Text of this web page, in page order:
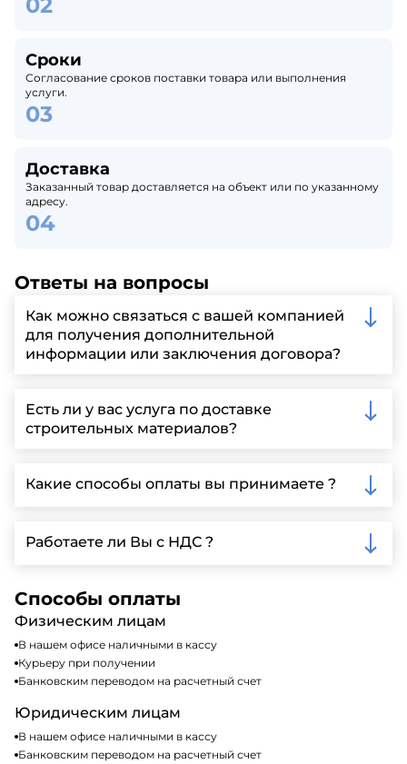
Сроки
Согласование сроков поставки товара или выполнения
услуги.
Доставка
Заказанный товар доставляется на объект или по указанному
адресу.
Ответы на вопросы
Как можно связаться с вашей компанией
для получения дополнительной
информации или заключения договора?
запрос через нашу официальную почту или
заполнить форму на нашем сайте для более
детальной информации и организации встречи.
Есть ли у вас услуга по доставке
строительных материалов?
Ленинградской области, у нас собственный
автопарк, для обеспечения быстрой и надежной
Какие способы оплаты вы принимаете ?
включая наличные, банковские переводы,
кредитные карты. Подробную информацию о
Работаете ли Вы с НДС ?
налогообложения, т.е с НДС 20%
Способы оплаты
Физическим лицам
В нашем офисе наличными в кассу
Курьеру при получении
Банковским переводом на расчетный счет
Юридическим лицам
В нашем офисе наличными в кассу
Банковским переводом на расчетный счет